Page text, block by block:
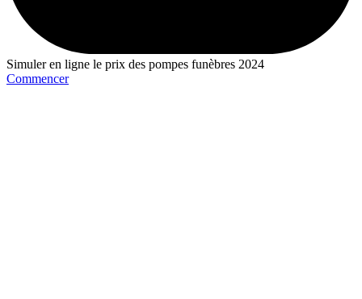
Simuler en ligne le prix des pompes funèbres 2024
Commencer